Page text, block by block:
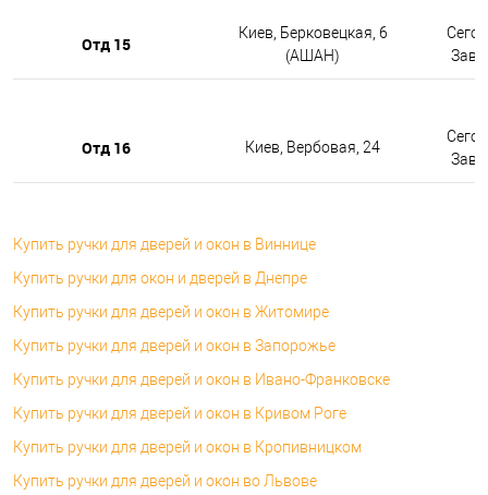
Отд 15
Киев, Берковецкая, 6
(АШАН)
Отд 16 Киев, Вербовая, 24
Купить ручки для дверей и окон в Виннице
Купить ручки для окон и дверей в Днепре
Купить ручки для дверей и окон в Житомире
Купить ручки для дверей и окон в Запорожье
Купить ручки для дверей и окон в Ивано-Франковске
Купить ручки для дверей и окон в Кривом Роге
Купить ручки для дверей и окон в Кропивницком
Купить ручки для дверей и окон во Львове